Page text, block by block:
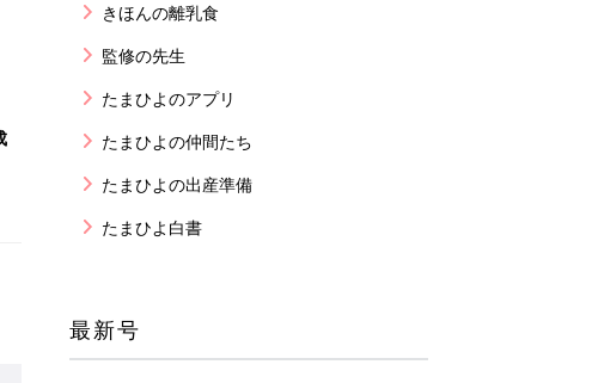
きほんの離乳食
監修の先生
たまひよのアプリ
たまひよの仲間たち
たまひよの出産準備
たまひよ白書
最新号